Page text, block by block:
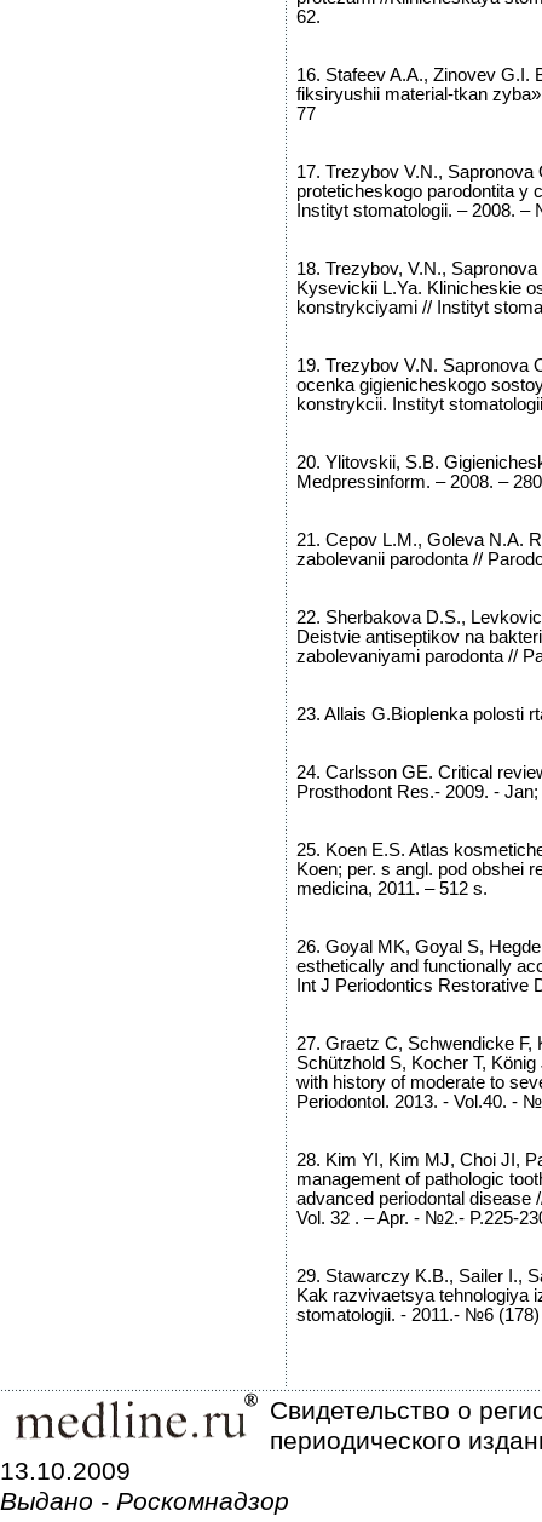
62.
16. Stafeev A.A., Zinovev G.I.
fiksiryushii material-tkan
77
17. Trezybov V.N.,
proteticheskogo parodontita y
Instityt stomatologii. – 2008.
18. Trezybov, V.N.,
Kysevickii L.Ya. Klinicheskie
konstrykciyami // Instityt
19. Trezybov V.N. Sapronova
ocenka gigienicheskogo
konstrykcii. Instityt
20. Ylitovskii, S.B.
Medpressinform. – 2008. –
21. Cepov L.M., Goleva N.A.
zabolevanii parodonta //
22. Sherbakova D.S.,
Deistvie antiseptikov na
zabolevaniyami parodonta //
23. Allais G.Bioplenka polosti
24. Carlsson GE. Critical
Prosthodont Res.- 2009. -
25. Koen E.S. Atlas
Koen; per. s angl. pod obshei
medicina, 2011. – 512 s.
26. Goyal MK, Goyal S,
esthetically and functionally
Int J Periodontics Restorative
27. Graetz C, Schwendicke F,
Schützhold S, Kocher T,
with history of moderate to
Periodontol. 2013. - Vol.40. -
28. Kim YI, Kim MJ, Choi JI,
management of pathologic
advanced periodontal disease
Vol. 32 . – Apr. - №2.- P.225-
29. Stawarczy K.B., Sailer I.,
Kak razvivaetsya tehnologiya
stomatologii. - 2011.- №6
Свидетельство о
периодического
13.10.2009
Выдано - Роскомнадзор